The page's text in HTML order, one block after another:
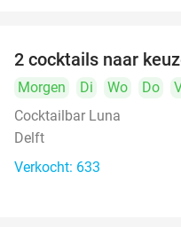
2 cocktails naar
Morgen Di Wo Do
Cocktailbar Luna
Delft
Verkocht: 633